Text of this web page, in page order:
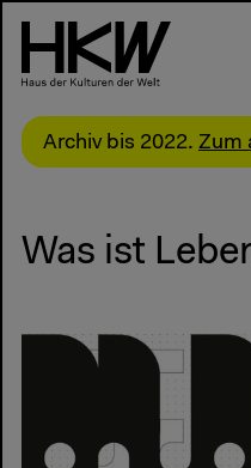
Archiv bis 2022. Zum
Was ist